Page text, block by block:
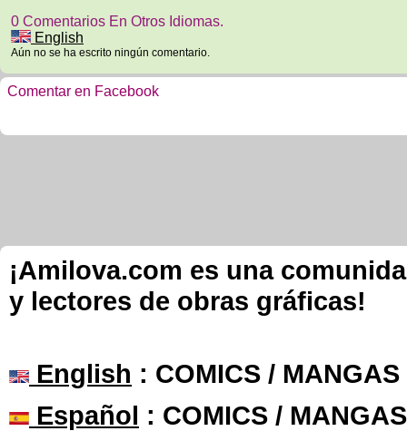
0 Comentarios En Otros Idiomas.
English
Aún no se ha escrito ningún comentario.
Comentar en Facebook
¡Amilova.com es una
y lectores de obras gráficas!
English : COMICS /
Español : COMICS /